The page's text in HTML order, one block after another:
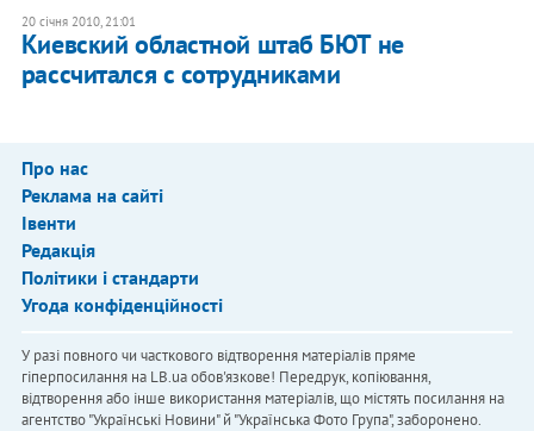
20 січня 2010, 21:01
Киевский областной штаб БЮТ не
рассчитался с сотрудниками
Про нас
Реклама на сайті
Івенти
Редакція
Політики і стандарти
Угода конфіденційності
У разі повного чи часткового відтворення матеріалів пряме
гіперпосилання на LB.ua обов'язкове! Передрук, копіювання,
відтворення або інше використання матеріалів, що містять посилання на
агентство "Українськi Новини" й "Українська Фото Група", заборонено.